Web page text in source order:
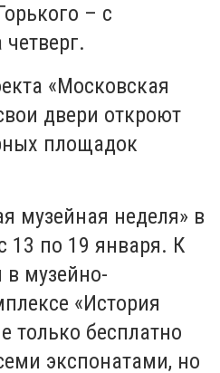
– с
«Московская
двери откроют
площадок
музейная неделя» в
13 по 19 января. К
в музейно-
«История
только бесплатно
экспонатами, но